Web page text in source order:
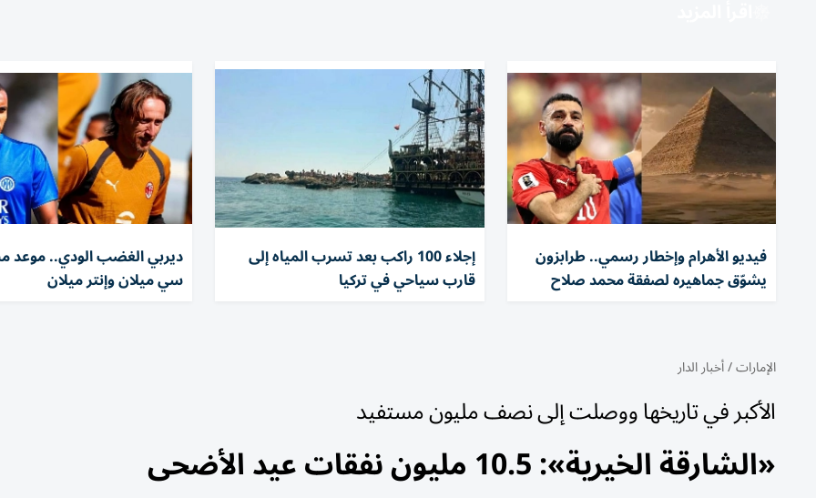
فيديو الأهرام وإخطار رسمي.. طرابزون
يشوّق جماهيره لصفقة محمد صلاح
إجلاء 100 راكب بعد تسرب المياه إلى
قارب سياحي في تركيا
ديربي الغضب الودي.. موعد
سي ميلان وإنتر ميلان
الإمارات/أخبار الدار
الأكبر في تاريخها ووصلت إلى نصف مليون مستفيد
«الشارقة الخيرية»: 10.5 مليون نفقات عيد الأضحى